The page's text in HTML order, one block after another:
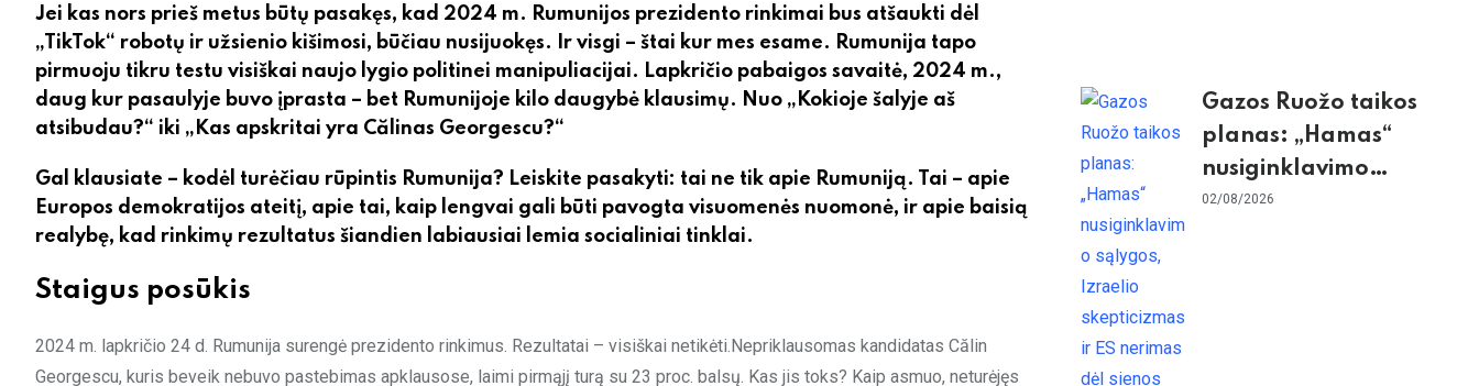
Jei kas nors prieš metus būtų pasakęs, kad 2024 m. Rumunijos prezidento rinkimai bus atšaukti dėl
„TikTok“ robotų ir užsienio kišimosi, būčiau nusijuokęs. Ir visgi – štai kur mes esame. Rumunija tapo
pirmuoju tikru testu visiškai naujo lygio politinei manipuliacijai. Lapkričio pabaigos savaitė, 2024 m.,
daug kur pasaulyje buvo įprasta – bet Rumunijoje kilo daugybė klausimų. Nuo „Kokioje šalyje aš
atsibudau?“ iki „Kas apskritai yra Călinas Georgescu?“
Gal klausiate – kodėl turėčiau rūpintis Rumunija? Leiskite pasakyti: tai ne tik apie Rumuniją. Tai – apie
Europos demokratijos ateitį, apie tai, kaip lengvai gali būti pavogta visuomenės nuomonė, ir apie baisią
realybę, kad rinkimų rezultatus šiandien labiausiai lemia socialiniai tinklai.
Staigus posūkis
2024 m. lapkričio 24 d. Rumunija surengė prezidento rinkimus. Rezultatai – visiškai netikėti.Nepriklausomas kandidatas Călin
Georgescu, kuris beveik nebuvo pastebimas apklausose, laimi pirmąjį turą su 23 proc. balsų. Kas jis toks? Kaip asmuo, neturėjęs
Gazos Ruožo taikos
planas: „Hamas“
nusiginklavimo
sąlygos, Izraelio
02/08/2026